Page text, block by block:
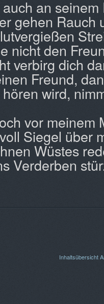
an
gehen Rauch
nicht den
verbirg dich
Freund,
wird,
vor meinem
Siegel über
Wüstes
Verderben
Inhaltsübersicht